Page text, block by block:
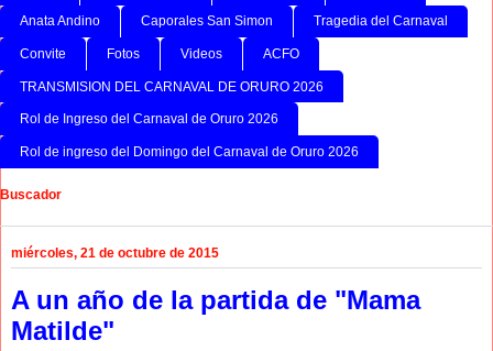
Anata Andino Caporales San Simon Tragedia del Carnaval
Convite Fotos Videos ACFO
TRANSMISION DEL CARNAVAL DE ORURO 2026
Rol de Ingreso del Carnaval de Oruro 2026
Rol de ingreso del Domingo del Carnaval de Oruro 2026
Buscador
miércoles, 21 de octubre de 2015
A un año de la partida de "Mama
Matilde"